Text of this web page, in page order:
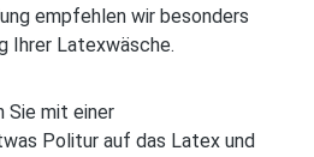
empfehlen wir besonders
Ihrer Latexwäsche.
Sie mit einer
Politur auf das Latex und